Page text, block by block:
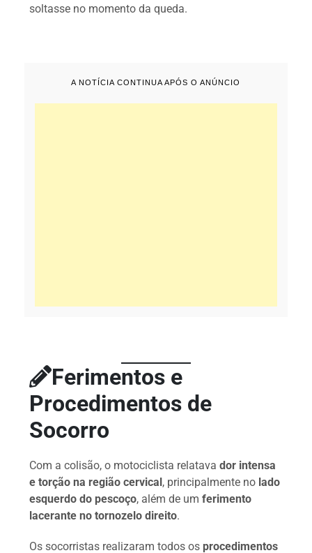
soltasse no momento da queda.
A NOTÍCIA CONTINUA APÓS O ANÚNCIO
Ferimentos e
Procedimentos de
Socorro
Com a colisão, o motociclista relatavador intensa
e torção na região cervical, principalmente no lado
esquerdo do pescoço, além de umferimento
lacerante no tornozelo direito.
Os socorristas realizaram todos os procedimentos